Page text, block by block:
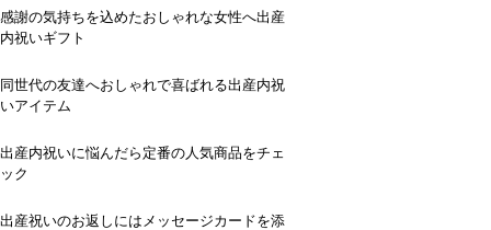
感謝の気持ちを込めたおしゃれな女性へ出産
内祝いギフト
同世代の友達へおしゃれで喜ばれる出産内祝
いアイテム
出産内祝いに悩んだら定番の人気商品をチェ
ック
出産祝いのお返しにはメッセージカードを添